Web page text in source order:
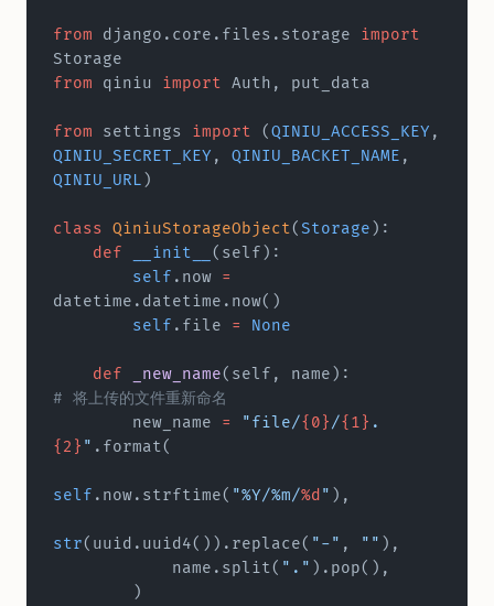
from django.core.files.storage import
Storage
from qiniu import Auth, put_data
from settings import (QINIU_ACCESS_KEY
QINIU_SECRET_KEY , QINIU_BACKET_NAME
QINIU_URL )
class QiniuStorageObject(Storage ):
    def
__init__ (self):
        self
.now =
datetime.datetime.now()
        self
.file = None
    def
_new_name
# 将上传的文件重新命名
        new_name
= "file/{0}/{1} .
{2} " .format(
self .now.strftime( "%Y/%m/%d " ),
str(uuid.uuid4()).replace( "-" , "" ),
            name.split(
"." ).pop(),
        )